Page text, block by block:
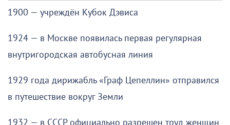
1900 — учреждён Кубок Дэвиса
1924 — в Москве появилась первая регулярная
внутригородская автобусная линия
1929 года дирижабль «Граф Цепеллин» отправился
в путешествие вокруг Земли